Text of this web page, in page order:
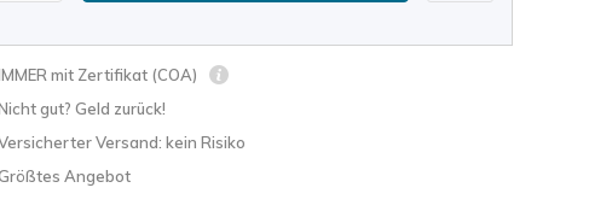
mit Zertifikat (COA)
gut? Geld zurück!
Versand: kein Risiko
Angebot